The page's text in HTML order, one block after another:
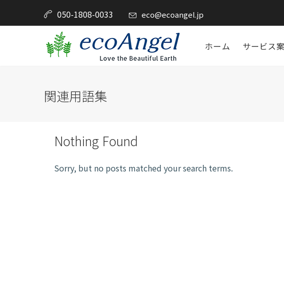
050-1808-0033 eco@ecoangel.jp
ホーム サービス
関連用語集
Nothing Found
Sorry, but no posts matched your search terms.